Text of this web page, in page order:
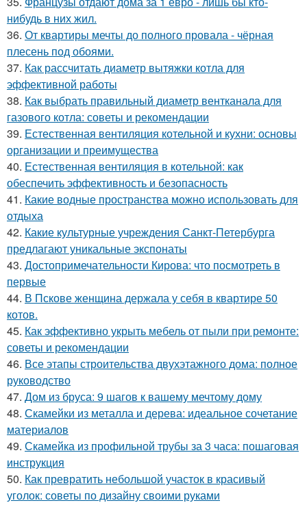
нибудь в них жил.
36. От квартиры мечты до полного провала - чёрная
плесень под обоями.
37. Как рассчитать диаметр вытяжки котла для
эффективной работы
38. Как выбрать правильный диаметр вентканала для
газового котла: советы и рекомендации
39. Естественная вентиляция котельной и кухни: основы
организации и преимущества
40. Естественная вентиляция в котельной: как
обеспечить эффективность и безопасность
41. Какие водные пространства можно использовать для
отдыха
42. Какие культурные учреждения Санкт-Петербурга
предлагают уникальные экспонаты
43. Достопримечательности Кирова: что посмотреть в
первые
44. В Пскове женщина держала у себя в квартире 50
котов.
45. Как эффективно укрыть мебель от пыли при ремонте:
советы и рекомендации
46. Все этапы строительства двухэтажного дома: полное
руководство
47. Дом из бруса: 9 шагов к вашему мечтому дому
48. Скамейки из металла и дерева: идеальное сочетание
материалов
49. Скамейка из профильной трубы за 3 часа: пошаговая
инструкция
50. Как превратить небольшой участок в красивый
уголок: советы по дизайну своими руками